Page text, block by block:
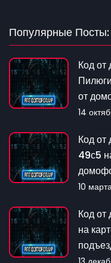
Популярные Посты:
Код
от
14
Код от
49с5
10
Код от
на